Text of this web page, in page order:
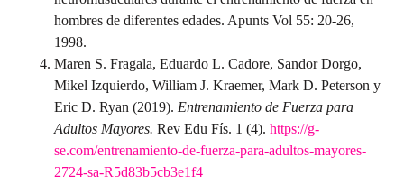
hombres de diferentes edades. Apunts Vol 55: 20-26,
1998.
Maren S. Fragala, Eduardo L. Cadore, Sandor Dorgo,
Mikel Izquierdo, William J. Kraemer, Mark D. Peterson y
Eric D. Ryan (2019). Entrenamiento de Fuerza para
Adultos Mayores. Rev Edu Fís. 1 (4). https://g-
se.com/entrenamiento-de-fuerza-para-adultos-mayores-
2724-sa-R5d83b5cb3e1f4